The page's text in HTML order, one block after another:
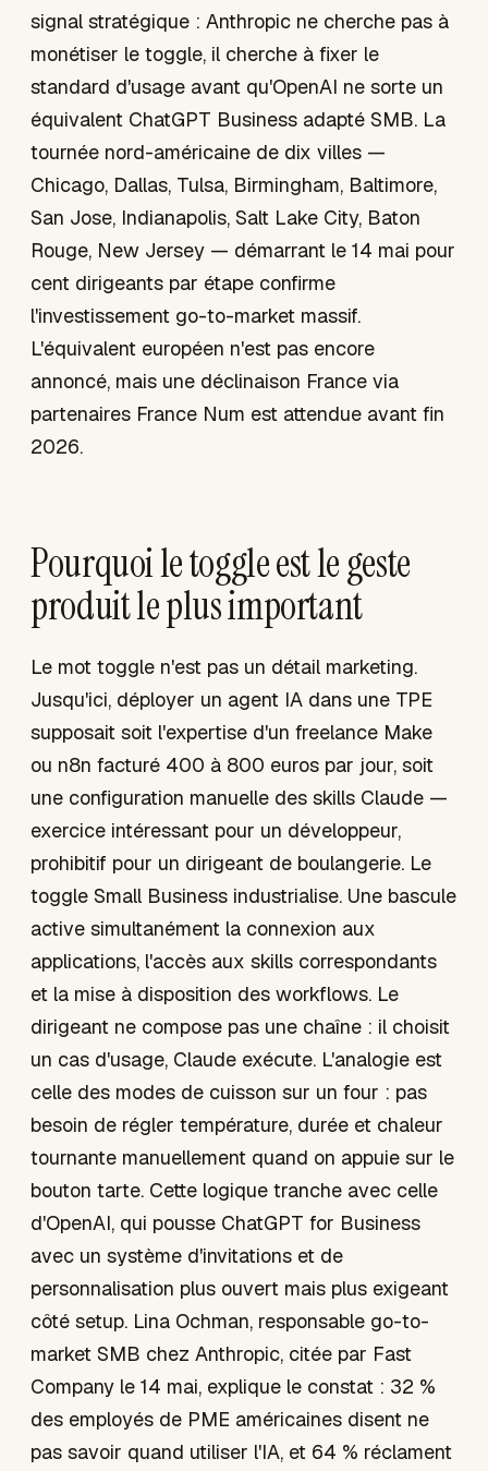
signal stratégique : Anthropic ne cherche pas à
monétiser le toggle, il cherche à fixer le
standard d'usage avant qu'OpenAI ne sorte un
équivalent ChatGPT Business adapté SMB. La
tournée nord-américaine de dix villes —
Chicago, Dallas, Tulsa, Birmingham, Baltimore,
San Jose, Indianapolis, Salt Lake City, Baton
Rouge, New Jersey — démarrant le 14 mai pour
cent dirigeants par étape confirme
l'investissement go-to-market massif.
L'équivalent européen n'est pas encore
annoncé, mais une déclinaison France via
partenaires France Num est attendue avant fin
2026.
Pourquoi le toggle est le geste
produit le plus important
Le mot toggle n'est pas un détail marketing.
Jusqu'ici, déployer un agent IA dans une TPE
supposait soit l'expertise d'un freelance Make
ou n8n facturé 400 à 800 euros par jour, soit
une configuration manuelle des skills Claude —
exercice intéressant pour un développeur,
prohibitif pour un dirigeant de boulangerie. Le
toggle Small Business industrialise. Une bascule
active simultanément la connexion aux
applications, l'accès aux skills correspondants
et la mise à disposition des workflows. Le
dirigeant ne compose pas une chaîne : il choisit
un cas d'usage, Claude exécute. L'analogie est
celle des modes de cuisson sur un four : pas
besoin de régler température, durée et chaleur
tournante manuellement quand on appuie sur le
bouton tarte. Cette logique tranche avec celle
d'OpenAI, qui pousse ChatGPT for Business
avec un système d'invitations et de
personnalisation plus ouvert mais plus exigeant
côté setup. Lina Ochman, responsable go-to-
market SMB chez Anthropic, citée par Fast
Company le 14 mai, explique le constat : 32 %
des employés de PME américaines disent ne
pas savoir quand utiliser l'IA, et 64 % réclament